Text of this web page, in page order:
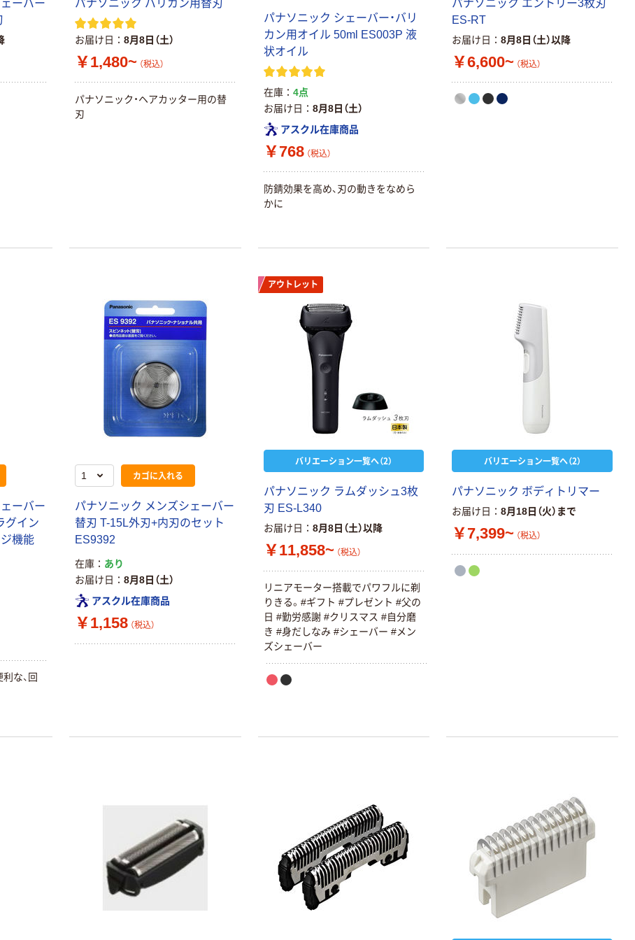
ーバー
パナソニック バリカン用替刃
お届け日 8月8日（土）
￥1,480~ （税込）
パナソニック・ヘアカッター用の替
刃
パナソニック シェーバー・バリ
カン用オイル 50ml ES003P 液
状オイル
在庫
4点
お届け日
8月8日（土）
アスクル在庫商品
￥768 （税込）
防錆効果を高め、刃の動きをなめら
かに
パナソニック エントリー3枚刃
ES-RT
お届け日 8月8日（土）以降
￥6,600~ （税込）
ーバー
グイン
機能
な、回
カゴに入れる
パナソニック メンズシェーバー
替刃 T-15L外刃+内刃のセット
ES9392
在庫
あり
お届け日
8月8日（土）
アスクル在庫商品
￥1,158 （税込）
アウトレット
バリエーション一覧へ（2）
パナソニック ラムダッシュ3枚
刃 ES-L340
お届け日 8月8日（土）以降
￥11,858~ （税込）
リニアモーター搭載でパワフルに剃
りきる。#ギフト #プレゼント #父の
日 #勤労感謝 #クリスマス #自分磨
き #身だしなみ #シェーバー #メン
ズシェーバー
バリエーション一覧へ（2）
パナソニック ボディトリマー
お届け日 8月18日（火）まで
￥7,399~ （税込）
乾電池 単4
形 アルカリ乾
電池 北欧パッ
オリジナル
アスクル プラス
チックグローブ
￥159~
本気プライス
アスクル セロハ
プ 白ラベル
12mm幅 （黒文
字）
￥914~ （税込）
富士フイルム チ
ェキ専用フィル
ム INSTAX MINI
WW2
￥1,580~